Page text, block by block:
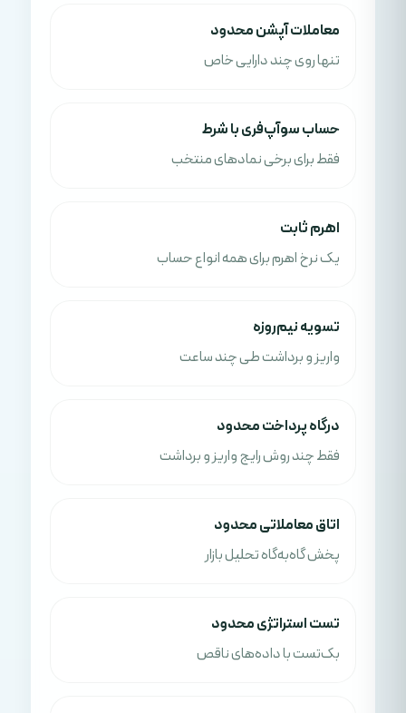
معاملات آپشن محدود
تنها روی چند دارایی خاص
حساب سوآپ‌فری با شرط
فقط برای برخی نمادهای منتخب
اهرم ثابت
یک نرخ اهرم برای همه انواع حساب
تسویه نیم‌روزه
واریز و برداشت طی چند ساعت
درگاه پرداخت محدود
فقط چند روش رایج واریز و برداشت
اتاق معاملاتی محدود
پخش گاه‌به‌گاه تحلیل بازار
تست استراتژی محدود
بک‌تست با داده‌های ناقص